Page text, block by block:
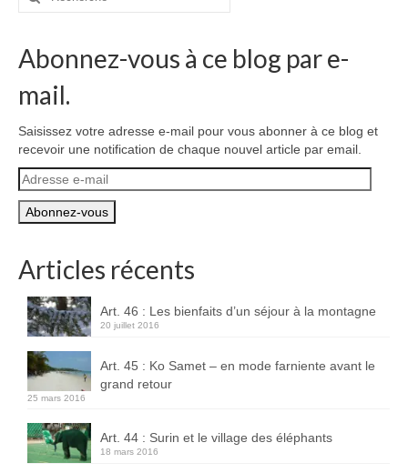
Abonnez-vous à ce blog par e-
mail.
Saisissez votre adresse e-mail pour vous abonner à ce blog et
recevoir une notification de chaque nouvel article par email.
Adresse
e-
mail
Articles récents
Art. 46 : Les bienfaits d’un séjour à la montagne
20 juillet 2016
Art. 45 : Ko Samet – en mode farniente avant le
grand retour
25 mars 2016
Art. 44 : Surin et le village des éléphants
18 mars 2016